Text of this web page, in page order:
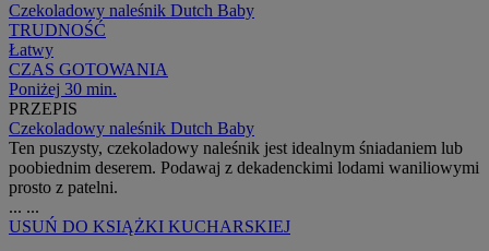
Czekoladowy naleśnik Dutch Baby
TRUDNOŚĆ
Łatwy
CZAS GOTOWANIA
Poniżej 30 min.
PRZEPIS
Czekoladowy naleśnik Dutch Baby
Ten puszysty, czekoladowy naleśnik jest idealnym śniadaniem lub
poobiednim deserem. Podawaj z dekadenckimi lodami waniliowymi
prosto z patelni.
... ...
USUŃ DO KSIĄŻKI KUCHARSKIEJ